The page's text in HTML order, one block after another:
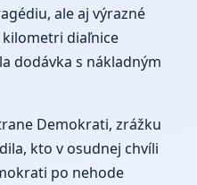
ale aj výrazné
kilometri diaľnice
dodávka s nákladným
Demokrati, zrážku
kto v osudnej chvíli
po nehode